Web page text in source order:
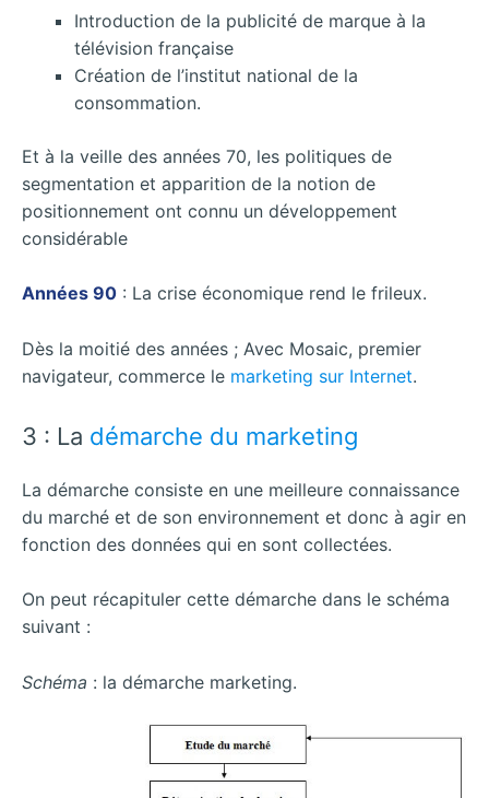
Introduction de la publicité de marque à la
télévision française
Création de l’institut national de la
consommation.
Et à la veille des années 70, les politiques de
segmentation et apparition de la notion de
positionnement ont connu un développement
considérable
Années 90 : La crise économique rend le frileux.
Dès la moitié des années ; Avec Mosaic, premier
navigateur, commerce le marketing sur Internet.
3 : La démarche du marketing
La démarche consiste en une meilleure connaissance
du marché et de son environnement et donc à agir en
fonction des données qui en sont collectées.
On peut récapituler cette démarche dans le schéma
suivant :
Schéma : la démarche marketing.